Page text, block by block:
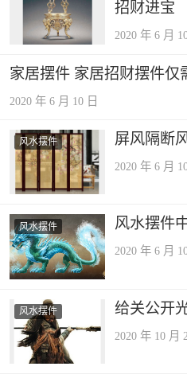
招财进宝
2020 年 6 月
家居摆件 家居招财摆件仅
2020 年 6 月 10 日
风水摆件 屏风隔断
2020 年 6 月
风水摆件 风水摆件
2020 年 6 月
风水摆件 给关公开
2020 年 10 月